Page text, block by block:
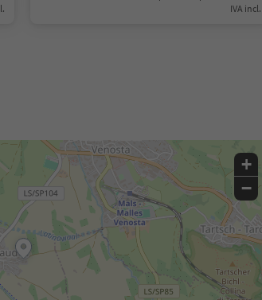
IVA incl.
+
−